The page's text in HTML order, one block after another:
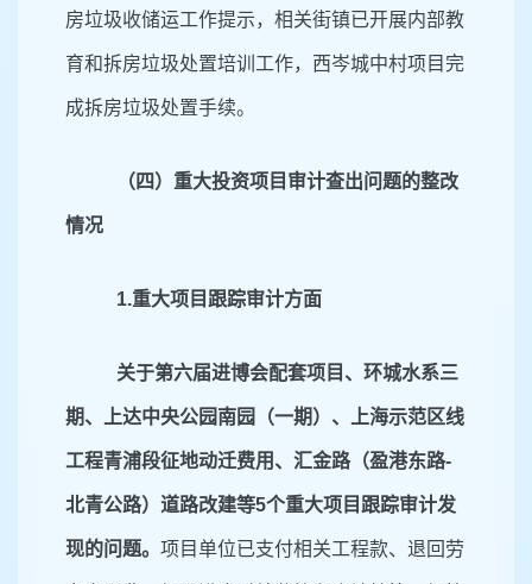
房垃圾收储运工作提示，相关街镇已开展内部教
育和拆房垃圾处置培训工作，西岑城中村项目完
成拆房垃圾处置手续。
（四）重大投资项目审计查出问题的整改
情况
1.重大项目跟踪审计方面
关于第六届进博会配套项目、环城水系三
期、上达中央公园南园（一期）、上海示范区线
工程青浦段征地动迁费用、汇金路（盈港东路-
北青公路）道路改建等5个重大项目跟踪审计发
现的问题。 项目单位已支付相关工程款、退回劳